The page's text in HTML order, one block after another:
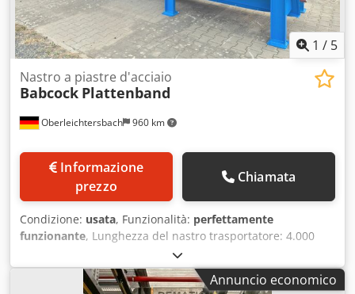
1 / 5
Oberleichtersbach 960 km
Nastro a piastre d'acciaio
Babcock Plattenband
prezzo
Chiamata
Condizione: usata, Funzionalità: perfettamente
funzionante, Lunghezza del nastro trasportatore: 4.000
mm Larghezza del piano: 900 mm Crjdpszr Ndtsfx Alysf
Dotato di tramoggia di alimentazione di nuova
fabbricazione Trasmissione tramite riduttore PIV a velocità
Annuncio economico